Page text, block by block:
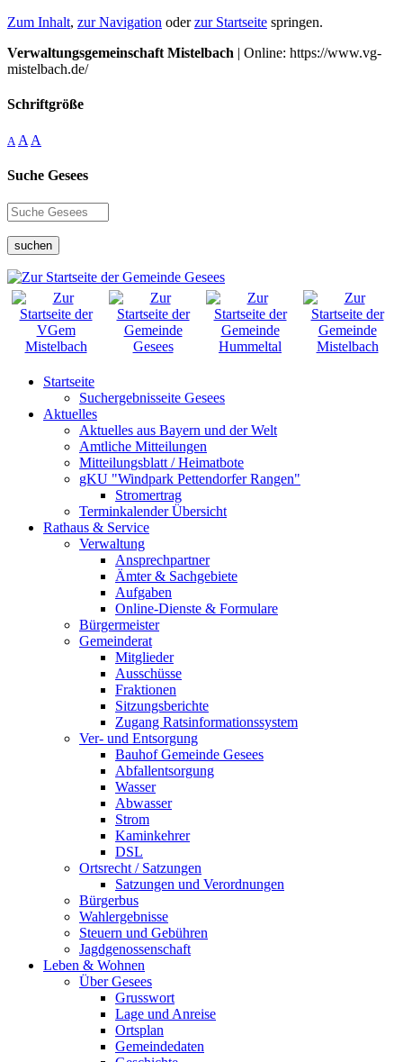
Zum Inhalt, zur Navigation oderzur Startseite springen.
Verwaltungsgemeinschaft Mistelbach | Online: https://www.vg-
mistelbach.de/
Schriftgröße
A A A
Suche Gesees
suchen
Startseite
Suchergebnisseite Gesees
Aktuelles
Aktuelles aus Bayern und der Welt
Amtliche Mitteilungen
Mitteilungsblatt / Heimatbote
gKU "Windpark Pettendorfer Rangen"
Stromertrag
Terminkalender Übersicht
Rathaus & Service
Verwaltung
Ansprechpartner
Ämter & Sachgebiete
Aufgaben
Online-Dienste & Formulare
Bürgermeister
Gemeinderat
Mitglieder
Ausschüsse
Fraktionen
Sitzungsberichte
Zugang Ratsinformationssystem
Ver- und Entsorgung
Bauhof Gemeinde Gesees
Abfallentsorgung
Wasser
Abwasser
Strom
Kaminkehrer
DSL
Ortsrecht / Satzungen
Satzungen und Verordnungen
Bürgerbus
Wahlergebnisse
Steuern und Gebühren
Jagdgenossenschaft
Leben & Wohnen
Über Gesees
Grusswort
Lage und Anreise
Ortsplan
Gemeindedaten